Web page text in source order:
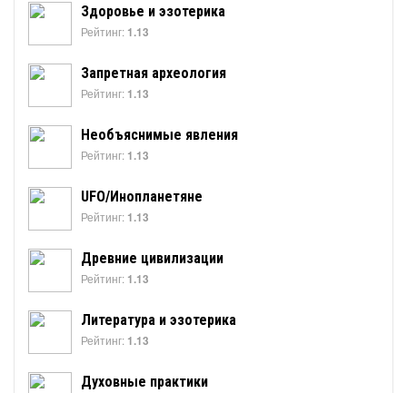
Здоровье и эзотерика
Рейтинг: 1.13
Запретная археология
Рейтинг: 1.13
Необъяснимые явления
Рейтинг: 1.13
UFO/Инопланетяне
Рейтинг: 1.13
Древние цивилизации
Рейтинг: 1.13
Литература и эзотерика
Рейтинг: 1.13
Духовные практики